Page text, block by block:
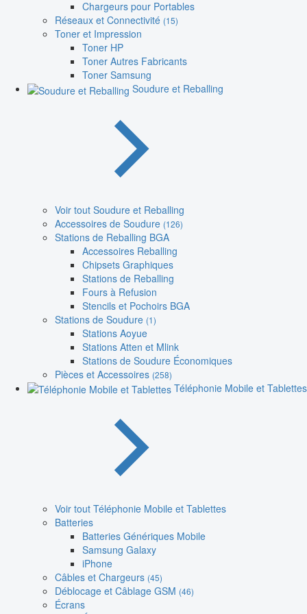
Chargeurs pour Portables
Réseaux et Connectivité (15)
Toner et Impression
Toner HP
Toner Autres Fabricants
Toner Samsung
Soudure et Reballing
Voir tout Soudure et Reballing
Accessoires de Soudure (126)
Stations de Reballing BGA
Accessoires Reballing
Chipsets Graphiques
Stations de Reballing
Fours à Refusion
Stencils et Pochoirs BGA
Stations de Soudure (1)
Stations Aoyue
Stations Atten et Mlink
Stations de Soudure Économiques
Pièces et Accessoires (258)
Téléphonie Mobile et Tablettes
Voir tout Téléphonie Mobile et Tablettes
Batteries
Batteries Génériques Mobile
Samsung Galaxy
iPhone
Câbles et Chargeurs (45)
Déblocage et Câblage GSM (46)
Écrans